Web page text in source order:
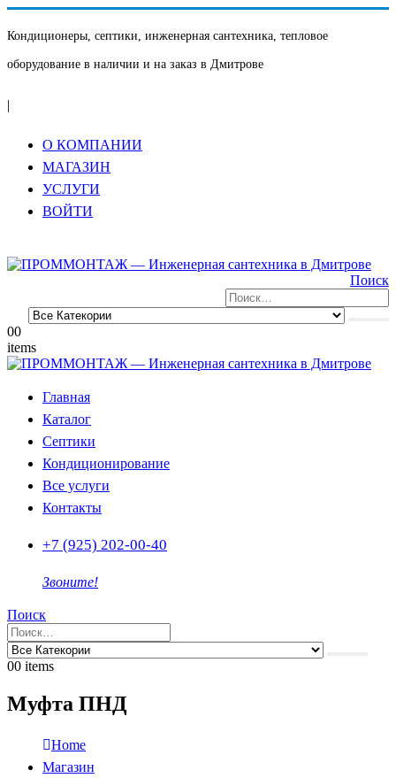
Кондиционеры, септики, инженерная сантехника, тепловое
оборудование в наличии и на заказ в Дмитрове
|
О КОМПАНИИ
МАГАЗИН
УСЛУГИ
ВОЙТИ
Поиск
00
items
Главная
Каталог
Септики
Кондиционирование
Все услуги
Контакты
+7 (925) 202-00-40
Звоните!
Поиск
00 items
Муфта ПНД
Home
Магазин